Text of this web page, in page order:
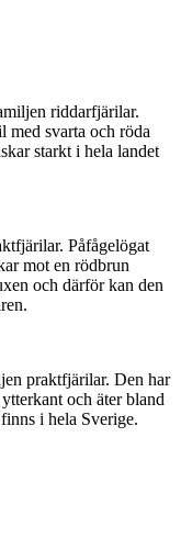
riddarfjärilar.
svarta och röda
starkt i hela landet
Påfågelögat
mot en rödbrun
och därför kan den
praktfjärilar. Den har
och äter bland
i hela Sverige.